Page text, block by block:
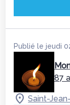
Publié le jeudi
87
Saint-